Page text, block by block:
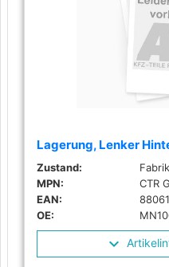
Lagerung, Lenker
Zustand:
MPN:
CTR
EAN:
OE: